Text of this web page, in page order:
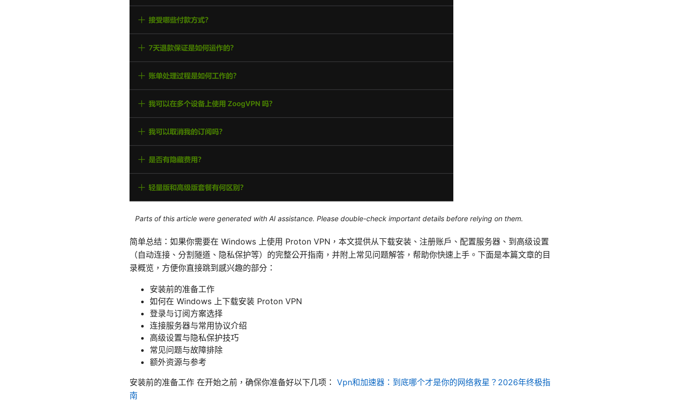
Parts of this article were generated with AI assistance. Please double-check important details before relying on them.
简单总结：如果你需要在 Windows 上使用 Proton VPN，本文提供从下载安装、注册账户、配置服务器、到高级设置
（自动连接、分割隧道、隐私保护等）的完整公开指南，并附上常见问题解答，帮助你快速上手。下面是本篇文章的目
录概览，方便你直接跳到感兴趣的部分：
安装前的准备工作
如何在 Windows 上下载安装 Proton VPN
登录与订阅方案选择
连接服务器与常用协议介绍
高级设置与隐私保护技巧
常见问题与故障排除
额外资源与参考
安装前的准备工作 在开始之前，确保你准备好以下几项： Vpn和加速器：到底哪个才是你的网络救星？2026年终极指
南